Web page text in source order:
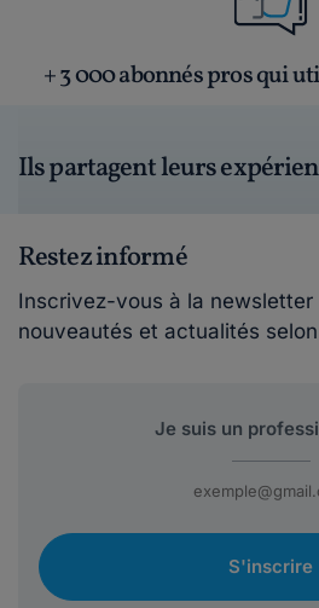
+ 3 000 abonnés pros qui
Ils partagent leurs
Restez informé
Inscrivez-vous à la newsletter
nouveautés et actualités
S'inscrire